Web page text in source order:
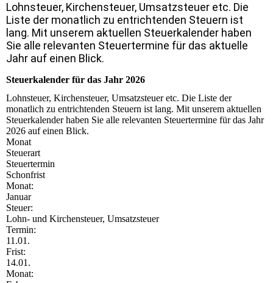
Lohnsteuer, Kirchensteuer, Umsatzsteuer etc. Die
Liste der monatlich zu entrichtenden Steuern ist
lang. Mit unserem aktuellen Steuerkalender haben
Sie alle relevanten Steuertermine für das aktuelle
Jahr auf einen Blick.
Steuerkalender für das Jahr 2026
Lohnsteuer, Kirchensteuer, Umsatzsteuer etc. Die Liste der
monatlich zu entrichtenden Steuern ist lang. Mit unserem aktuellen
Steuerkalender haben Sie alle relevanten Steuertermine für das Jahr
2026 auf einen Blick.
Monat
Steuerart
Steuertermin
Schonfrist
Monat:
Januar
Steuer:
Lohn- und Kirchensteuer, Umsatzsteuer
Termin:
11.01.
Frist:
14.01.
Monat: